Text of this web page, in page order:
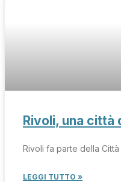
Rivoli, una
Rivoli fa parte della
LEGGI TUTTO »